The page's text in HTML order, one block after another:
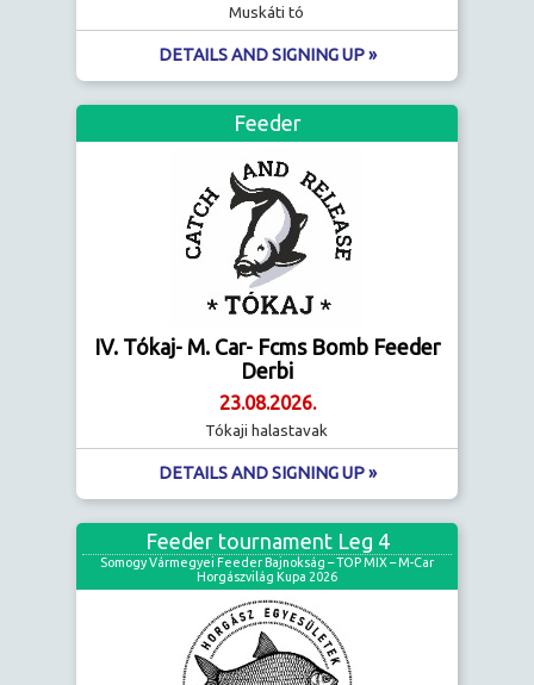
Muskáti tó
DETAILS AND SIGNING UP »
Feeder
IV. Tókaj- M. Car- Fcms Bomb Feeder
Derbi
23.08.2026.
Tókaji halastavak
DETAILS AND SIGNING UP »
Feeder tournament Leg 4
Somogy Vármegyei Feeder Bajnokság – TOP MIX – M-Car
Horgászvilág Kupa 2026